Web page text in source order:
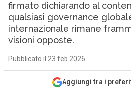
firmato dichiarando al
qualsiasi governance
internazionale rimane
visioni opposte.
Pubblicato il 23 feb 2026
Aggiungi tra i